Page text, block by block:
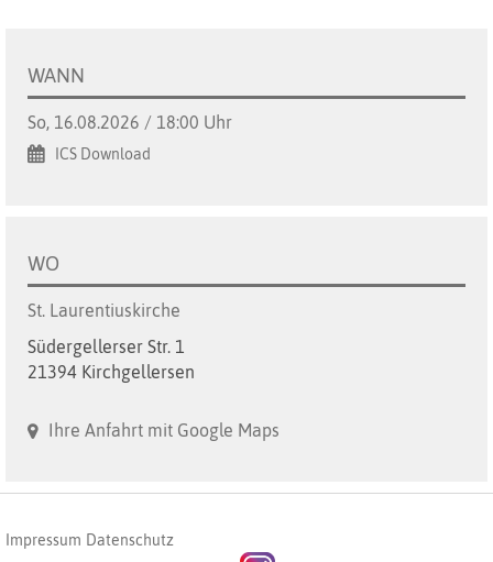
WANN
So, 16.08.2026 / 18:00 Uhr
ICS Download
WO
St. Laurentiuskirche
Südergellerser Str. 1
21394 Kirchgellersen
Ihre Anfahrt mit Google Maps
Impressum Datenschutz